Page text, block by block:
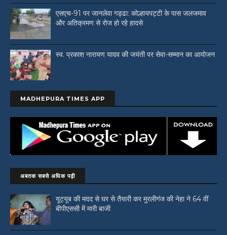
एसएच-91 पर जानलेवा गड्ढा: कोल्हायपट्टी के पास जलजमाव
और अतिक्रमण से रोज हो रहे हादसे
स्व. प्रकाश नारायण यादव की जयंती पर सेवा-सम्मान का आयोजन
MADHEPURA TIMES APP
अबतक सबसे अधिक पढ़ी
यूट्यूब की मदद से घर से तैयारी कर मुरलीगंज की नेहा ने 64 वीं
बीपीएससी में मारी बाजी